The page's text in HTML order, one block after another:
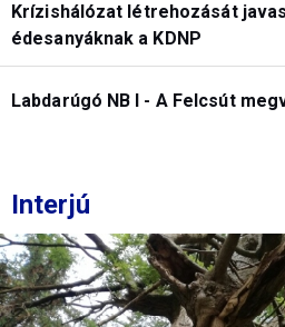
Krízishálózat létrehozását
édesanyáknak a KDNP
Labdarúgó NB I - A Felcsút
Interjú